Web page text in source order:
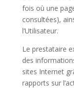
fois où une
consultées),
l’Utilisateur.
Le prestataire
des
sites Internet
rapports sur